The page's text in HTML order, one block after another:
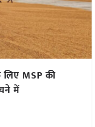
MSP की
में